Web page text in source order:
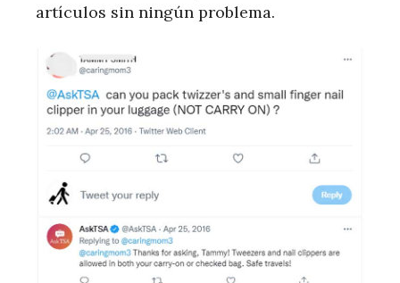
artículos sin ningún problema.